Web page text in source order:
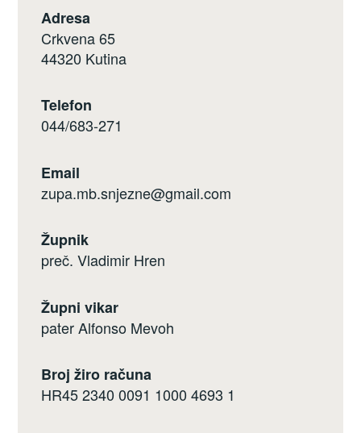
Adresa
Crkvena 65
44320 Kutina
Telefon
044/683-271
Email
zupa.mb.snjezne@gmail.com
Župnik
preč. Vladimir Hren
Župni vikar
pater Alfonso Mevoh
Broj žiro računa
HR45 2340 0091 1000 4693 1